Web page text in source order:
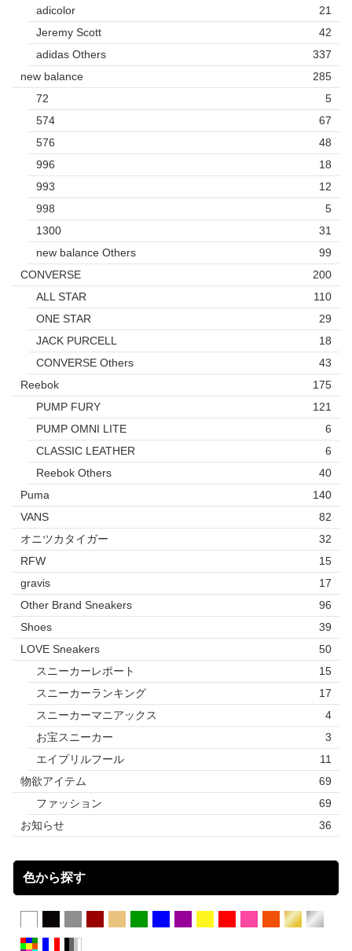
adicolor
21
Jeremy Scott
42
adidas Others
337
new balance
285
72
5
574
67
576
48
996
18
993
12
998
5
1300
31
new balance Others
99
CONVERSE
200
ALL STAR
110
ONE STAR
29
JACK PURCELL
18
CONVERSE Others
43
Reebok
175
PUMP FURY
121
PUMP OMNI LITE
6
CLASSIC LEATHER
6
Reebok Others
40
Puma
140
VANS
82
オニツカタイガー
32
RFW
15
gravis
17
Other Brand Sneakers
96
Shoes
39
LOVE Sneakers
50
スニーカーレポート
15
スニーカーランキング
17
スニーカーマニアックス
4
お宝スニーカー
3
エイプリルフール
11
物欲アイテム
69
ファッション
69
お知らせ
36
色から探す